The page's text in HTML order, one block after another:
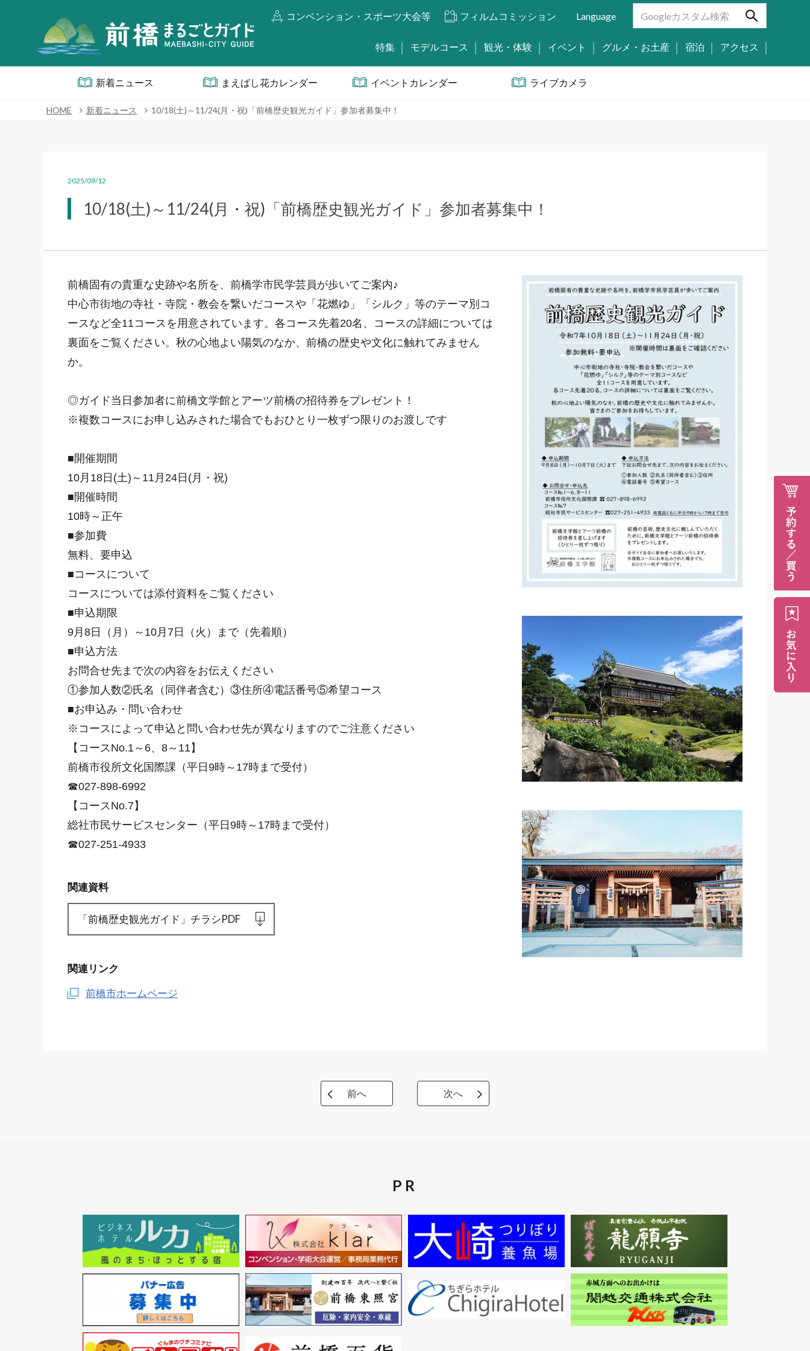
コンベンション・スポーツ大会等 フィルムコミッション Language
特集 モデルコース 観光・体験 イベント グルメ・お土産 宿泊 アクセス
新着ニュース まえばし花カレンダー イベントカレンダー ライブカメラ
HOME 新着ニュース 10/18(土)～11/24(月・祝)「前橋歴史観光ガイド」参加者募集中！
2025/09/12
10/18(土)～11/24(月・祝)「前橋歴史観光ガイド」参加者募集中！
前橋固有の貴重な史跡や名所を、前橋学市民学芸員が歩いてご案内♪
中心市街地の寺社・寺院・教会を繋いだコースや「花燃ゆ」「シルク」等のテーマ別コ
ースなど全11コースを用意されています。各コース先着20名、コースの詳細については
裏面をご覧ください。秋の心地よい陽気のなか、前橋の歴史や文化に触れてみません
か。
◎ガイド当日参加者に前橋文学館とアーツ前橋の招待券をプレゼント！
※複数コースにお申し込みされた場合でもおひとり一枚ずつ限りのお渡しです
■開催期間
10月18日(土)～11月24日(月・祝)
■開催時間
10時～正午
■参加費
無料、要申込
■コースについて
コースについては添付資料をご覧ください
■申込期限
9月8日（月）～10月7日（火）まで（先着順）
■申込方法
お問合せ先まで次の内容をお伝えください
①参加人数②氏名（同伴者含む）③住所④電話番号⑤希望コース
■お申込み・問い合わせ
※コースによって申込と問い合わせ先が異なりますのでご注意ください
【コースNo.1～6、8～11】
前橋市役所文化国際課（平日9時～17時まで受付）
☎027-898-6992
【コースNo.7】
総社市民サービスセンター （平日9時～17時まで受付）
☎027-251-4933
関連資料
「前橋歴史観光ガイド」チラシPDF
関連リンク
前橋市ホームページ
前へ 次へ
PR